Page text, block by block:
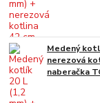
Medený
nerezová
naberačka